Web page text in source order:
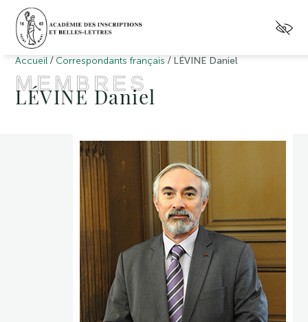
Accueil / Correspondants français / LÉVINE Daniel
MEMBRES
LÉVINE Daniel